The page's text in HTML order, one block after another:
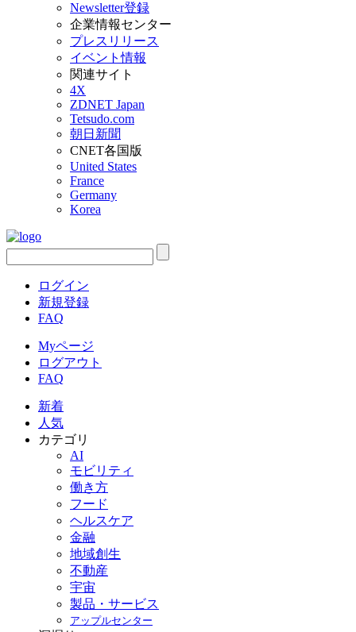
Newsletter登録
企業情報センター
プレスリリース
イベント情報
関連サイト
4X
ZDNET Japan
Tetsudo.com
朝日新聞
CNET各国版
United States
France
Germany
Korea
ログイン
新規登録
FAQ
Myページ
ログアウト
FAQ
新着
人気
カテゴリ
AI
モビリティ
働き方
フード
ヘルスケア
金融
地域創生
不動産
宇宙
製品・サービス
アップルセンター